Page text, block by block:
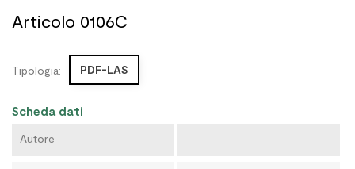
Articolo 0106C
Tipologia: PDF-LAS
Scheda dati
Autore